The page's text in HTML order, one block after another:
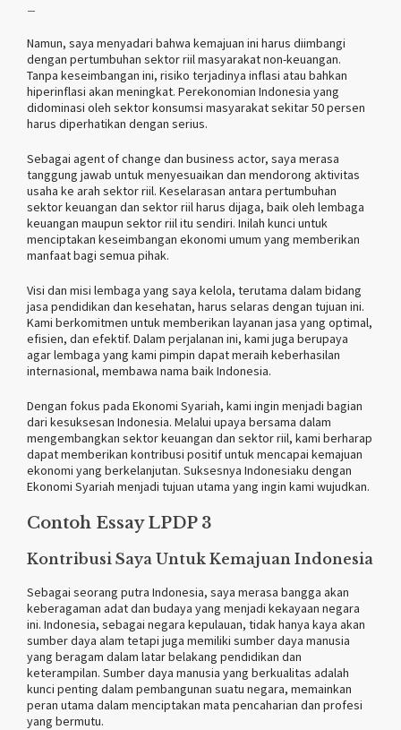
–
Namun, saya menyadari bahwa kemajuan ini harus diimbangi
dengan pertumbuhan sektor riil masyarakat non-keuangan.
Tanpa keseimbangan ini, risiko terjadinya inflasi atau bahkan
hiperinflasi akan meningkat. Perekonomian Indonesia yang
didominasi oleh sektor konsumsi masyarakat sekitar 50 persen
harus diperhatikan dengan serius.
Sebagai agent of change dan business actor, saya merasa
tanggung jawab untuk menyesuaikan dan mendorong aktivitas
usaha ke arah sektor riil. Keselarasan antara pertumbuhan
sektor keuangan dan sektor riil harus dijaga, baik oleh lembaga
keuangan maupun sektor riil itu sendiri. Inilah kunci untuk
menciptakan keseimbangan ekonomi umum yang memberikan
manfaat bagi semua pihak.
Visi dan misi lembaga yang saya kelola, terutama dalam bidang
jasa pendidikan dan kesehatan, harus selaras dengan tujuan ini.
Kami berkomitmen untuk memberikan layanan jasa yang optimal,
efisien, dan efektif. Dalam perjalanan ini, kami juga berupaya
agar lembaga yang kami pimpin dapat meraih keberhasilan
internasional, membawa nama baik Indonesia.
Dengan fokus pada Ekonomi Syariah, kami ingin menjadi bagian
dari kesuksesan Indonesia. Melalui upaya bersama dalam
mengembangkan sektor keuangan dan sektor riil, kami berharap
dapat memberikan kontribusi positif untuk mencapai kemajuan
ekonomi yang berkelanjutan. Suksesnya Indonesiaku dengan
Ekonomi Syariah menjadi tujuan utama yang ingin kami wujudkan.
Contoh Essay LPDP 3
Kontribusi Saya Untuk Kemajuan Indonesia
Sebagai seorang putra Indonesia, saya merasa bangga akan
keberagaman adat dan budaya yang menjadi kekayaan negara
ini. Indonesia, sebagai negara kepulauan, tidak hanya kaya akan
sumber daya alam tetapi juga memiliki sumber daya manusia
yang beragam dalam latar belakang pendidikan dan
keterampilan. Sumber daya manusia yang berkualitas adalah
kunci penting dalam pembangunan suatu negara, memainkan
peran utama dalam menciptakan mata pencaharian dan profesi
yang bermutu.